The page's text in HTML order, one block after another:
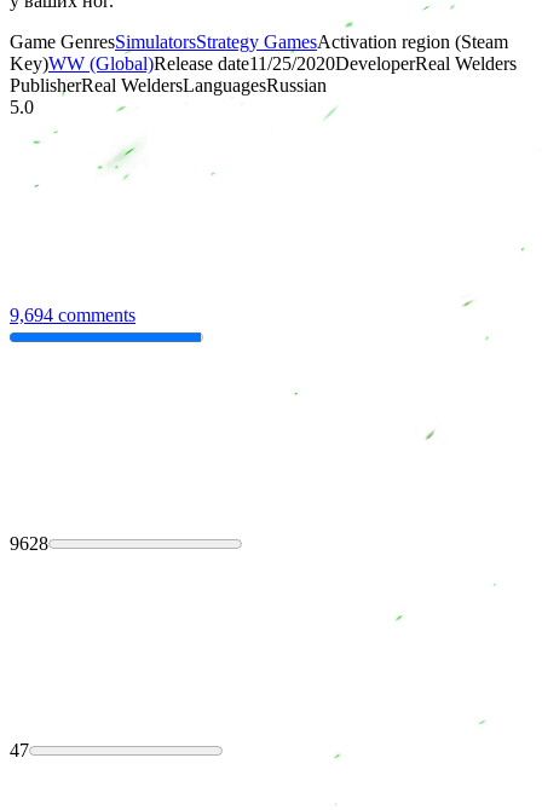
Game GenresSimulatorsStrategy GamesActivation region (Steam
Key)WW (Global)Release date11/25/2020DeveloperReal Welders
PublisherReal WeldersLanguagesRussian
5.0
9,694 comments
9628
47